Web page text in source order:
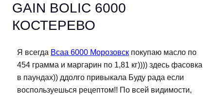
GAIN BOLIC 6000
КОСТЕРЕВО
Я всегда Bcaa 6000 Морозовск покупаю масло по
454 грамма и маргарин по 1,81 кг)))) здесь фасовка
в паундах)) ддолго привыкала Буду рада если
воспользуешься рецептом!! По всей видимости,